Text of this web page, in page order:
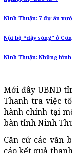
Ninh Thuận: 7 dự án
Nội bộ “dậy sóng” ở
Ninh Thuận: Những
Mới đây UBND
Thanh tra việc
hành chính tại
bàn tỉnh Ninh
Căn cứ các văn